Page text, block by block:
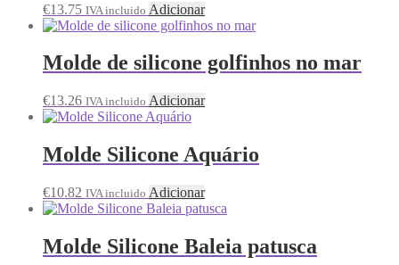
€13.75 IVA incluido Adicionar
Molde de silicone golfinhos no mar
€13.26 IVA incluido Adicionar
Molde Silicone Aquário
€10.82 IVA incluido Adicionar
Molde Silicone Baleia patusca